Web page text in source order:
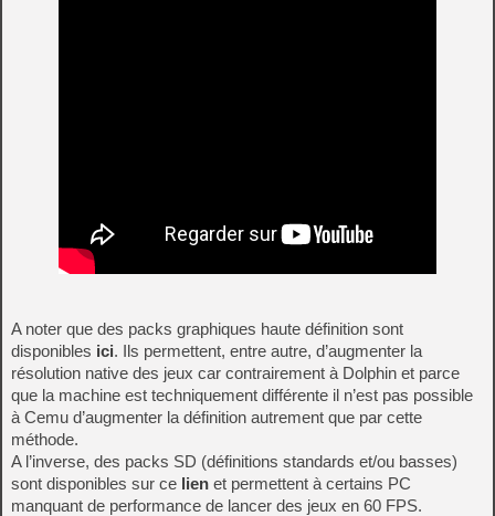
A noter que des packs graphiques haute définition sont
disponibles ici. Ils permettent, entre autre, d’augmenter la
résolution native des jeux car contrairement à Dolphin et parce
que la machine est techniquement différente il n’est pas possible
à Cemu d’augmenter la définition autrement que par cette
méthode.
A l’inverse, des packs SD (définitions standards et/ou basses)
sont disponibles sur ce lien et permettent à certains PC
manquant de performance de lancer des jeux en 60 FPS.